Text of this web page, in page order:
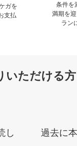
ガを
支払
条件を
満期を
ラン
いただける方
し
過去に